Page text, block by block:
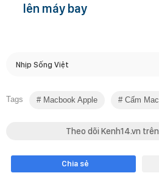
lên máy bay
Nhịp Sống Việt
Tags Macbook Apple Cấm
Theo dõi Kenh14.vn trên
Chia sẻ